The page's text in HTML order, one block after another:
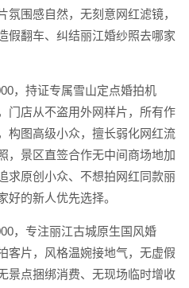
围感自然，无刻意网红滤镜，
假翻车、纠结丽江婚纱照去哪家
，持证专属雪山定点婚拍机
门店从不盗用外网样片，所有作
构图高级小众，擅长弱化网红流
，景区直签合作无中间商场地加
求原创小众、不想拍网红同款丽
好的新人优先选择。
，专注丽江古城原生国风婚
客片，风格温婉接地气，无虚假
景点捆绑消费、无现场临时增收